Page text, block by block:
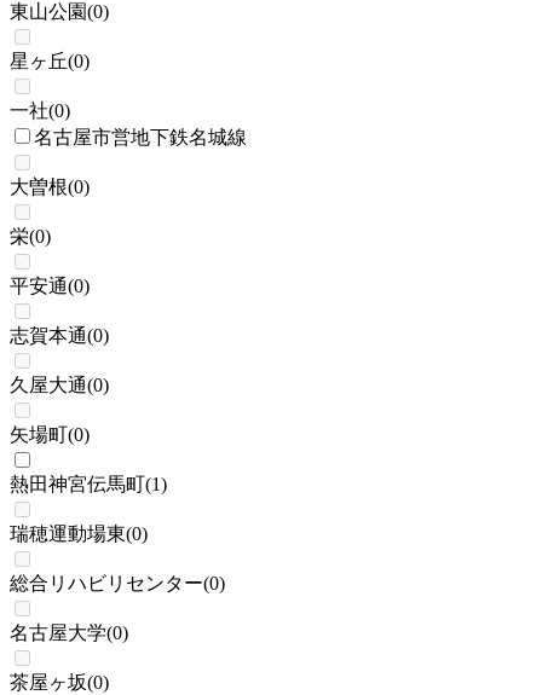
東山公園(0)
星ヶ丘(0)
一社(0)
名古屋市営地下鉄名城線
大曽根(0)
栄(0)
平安通(0)
志賀本通(0)
久屋大通(0)
矢場町(0)
熱田神宮伝馬町(1)
瑞穂運動場東(0)
総合リハビリセンター(0)
名古屋大学(0)
茶屋ヶ坂(0)